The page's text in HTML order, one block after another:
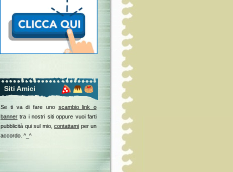
Siti Amici
Se ti va di fare uno scambio link o
banner tra i nostri siti oppure vuoi farti
pubblicità qui sul mio, contattami per un
accordo. ^_^